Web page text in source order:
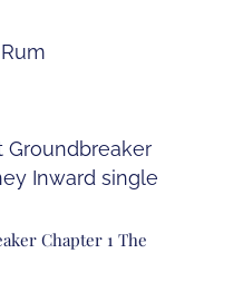
Chapter 1 The